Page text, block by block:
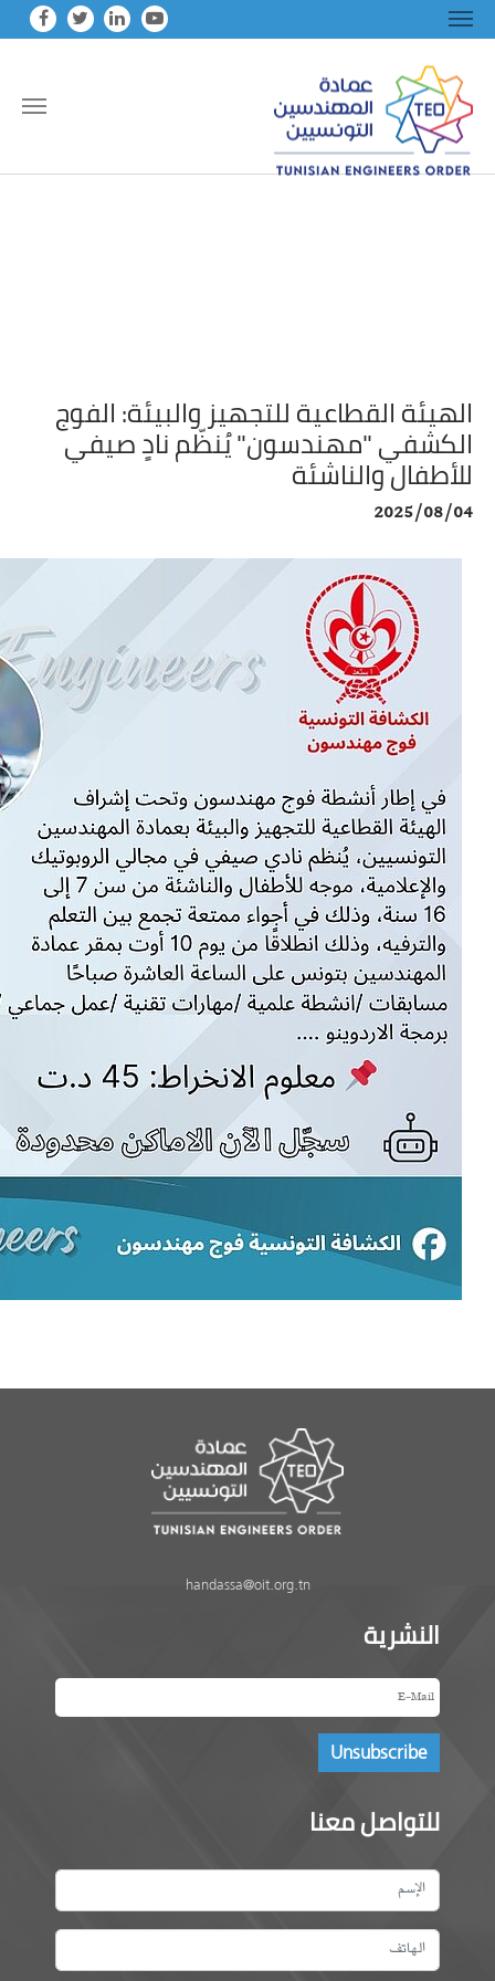
الهيئة القطاعية للتجهيز والبيئة: الفوج
الكشفي "مهندسون" يُنظّم نادٍ صيفي
للأطفال والناشئة
2025/08/04
handassa@oit.org.tn
النشرية
للتواصل معنا